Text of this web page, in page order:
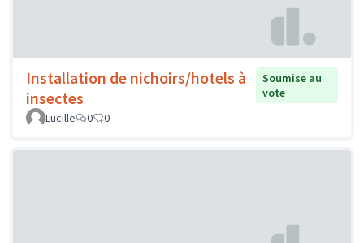
Installation de nichoirs/hotels à
insectes
Soumise au
vote
Lucille
0 0